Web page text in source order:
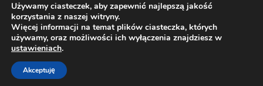
Używamy ciasteczek, aby zapewnić najlepszą jakość
korzystania z naszej witryny.
Więcej informacji na temat plików ciasteczka, których
używamy, oraz możliwości ich wyłączenia znajdziesz w
ustawieniach.
Akceptuję